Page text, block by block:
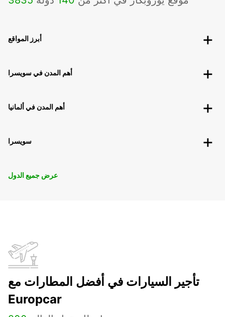
أبرز المواقع
أهم المدن في سويسرا
أهم المدن في ألمانيا
سويسرا
عرض جميع الدول
تأجير السيارات في أفضل المطارات مع
Europcar